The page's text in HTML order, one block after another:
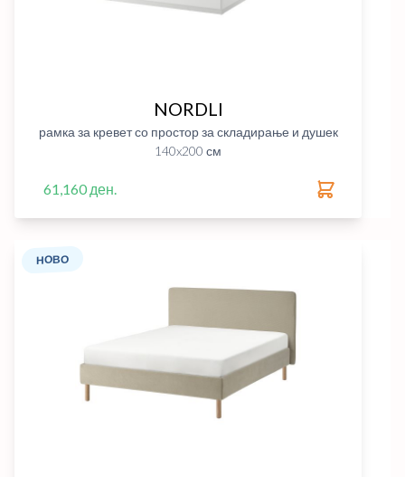
NORDLI
рамка за кревет со простор за складирање и душек
140x200 см
61,160 ден.
НОВО